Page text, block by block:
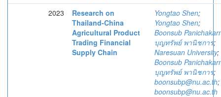
2023
Research on
Thailand-China
Agricultural Product
Trading Financial
Supply Chain
Yongtao Shen;
Yongtao Shen;
Boonsub
บุญทรัพย์ พานิชการ;
Naresuan University;
Boonsub
บุญทรัพย์ พานิชการ;
boonsubp@nu.ac.th;
boonsubp@nu.ac.th